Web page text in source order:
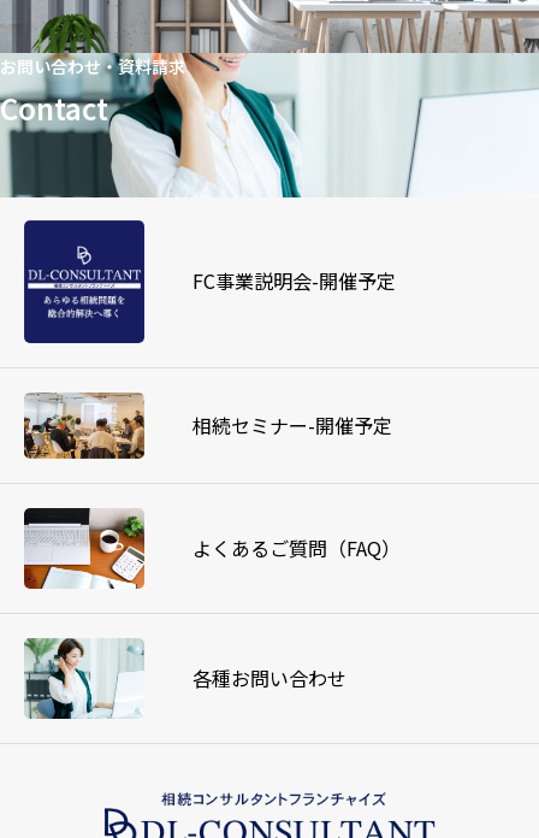
お問い合わせ・資料請求
Contact
FC事業説明会-開催予定
相続セミナー-開催予定
よくあるご質問（FAQ）
各種お問い合わせ